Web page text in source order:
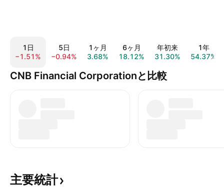
1日
−1.51%
5日
−0.94%
1ヶ月
3.68%
6ヶ月
18.12%
年初来
31.30%
1年
54.37%
CNB Financial Corporationと比較
主要統計